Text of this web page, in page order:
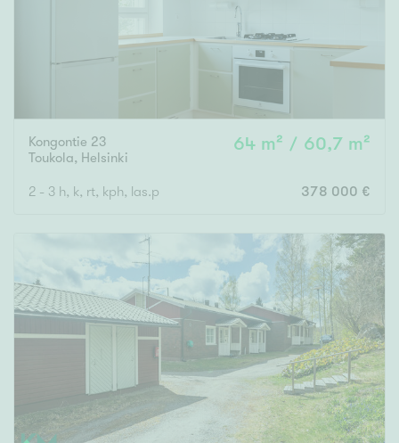
Kongontie 23
Toukola, Helsinki
64 m² / 60,7 m²
2 - 3 h, k, rt, kph, las.p 378 000 €